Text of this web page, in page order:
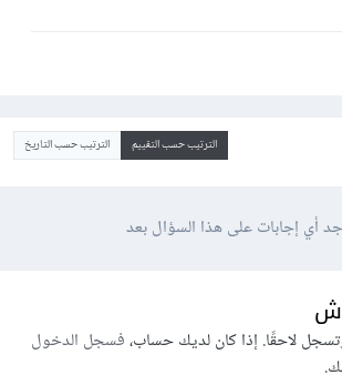
الترتيب حسب التقييم الترتيب حسب التاريخ
أي إجابات على هذا السؤال بعد
لاحقًا. إذا كان لديك حساب،فسجل الدخول